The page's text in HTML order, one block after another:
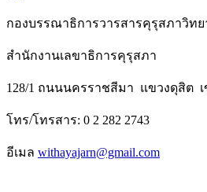
กองบรรณาธิการวารสารคุรุสภาวิทย
สำนักงานเลขาธิการคุรุสภา
128/1 ถนนนครราชสีมา แขวงดุสิต เ
โทร/โทรสาร: 0 2 282 2743
อีเมล withayajarn@gmail.com